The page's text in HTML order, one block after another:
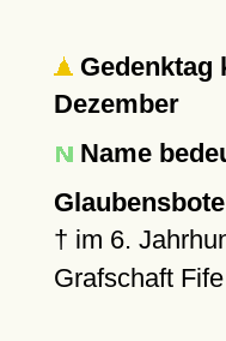
Gedenktag
Dezember
Name
Glaubensbote
† im 6.
Grafschaft